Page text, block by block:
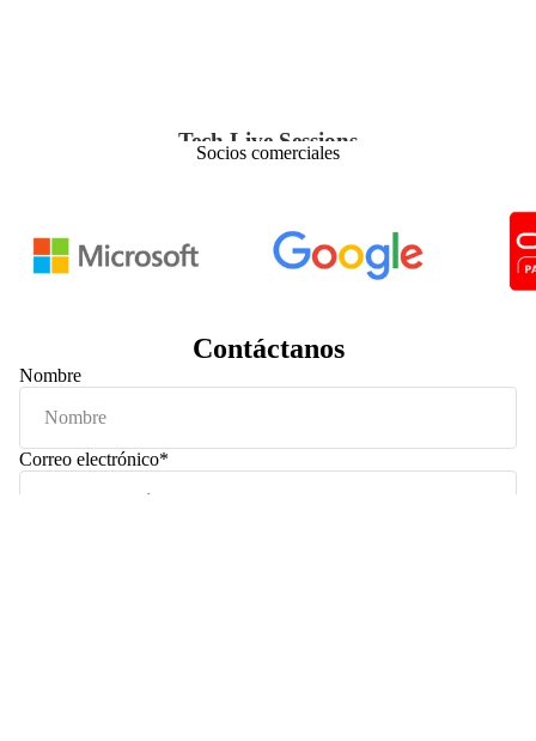
Tech Live Sessions
Creemos que la confianza se construye con
eleva el nivel tecnológico de las empresas que confían
en nosotros. No sólo te entregamos software de alta
disponibilidad, sino que te compartimos la ingeniería
Socios comerciales
Contáctanos
Nombre
Correo electrónico*